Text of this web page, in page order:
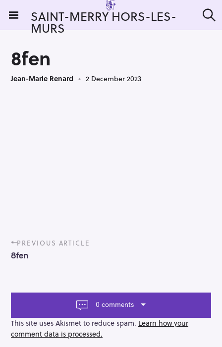
i
SAINT-MERRY HORS-LES-
MURS e
8fen
Jean-Marie Renard 2 December 2023
P
o
s
a
g
a
t
PREVIOUS ARTICLE
8fen
0 comments
This site uses Akismet to reduce spam. Learn how your
comment data is processed.